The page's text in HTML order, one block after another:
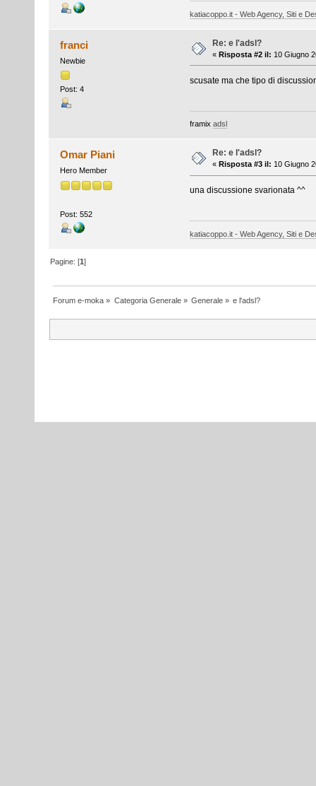
katiacoppo.it - Web Agency, Siti e
franci
Newbie
Post: 4
Re: e l'adsl?
« Risposta #2 il: 10 Giugno
scusate ma che tipo di
framix adsl
Omar Piani
Hero Member
Post: 552
Re: e l'adsl?
« Risposta #3 il: 10 Giugno
una discussione svarionata ^^
katiacoppo.it - Web Agency, Siti e
Pagine: [1]
Forum e-moka » Categoria Generale» Generale» e l'adsl?